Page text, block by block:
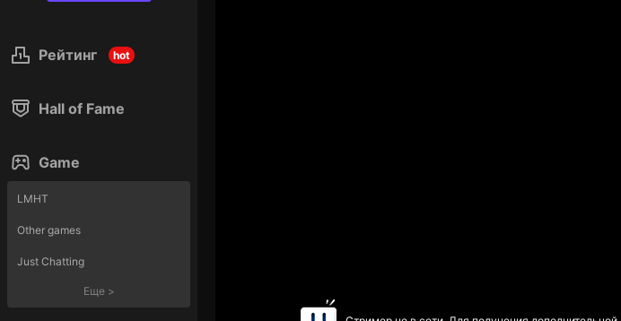
Рейтинг hot
Hall of Fame
Game
LMHT
Other games
Just Chatting
Еще>